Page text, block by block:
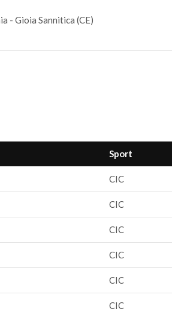
- Gioia Sannitica (CE)
Sport
CIC
CIC
CIC
CIC
CIC
CIC